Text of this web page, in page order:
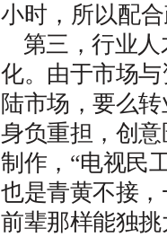
小时，所以配
第三，行业
化。由于市场
陆市场，要么
身负重担，创
制作，“电视民
也是青黄不接
前辈那样能独